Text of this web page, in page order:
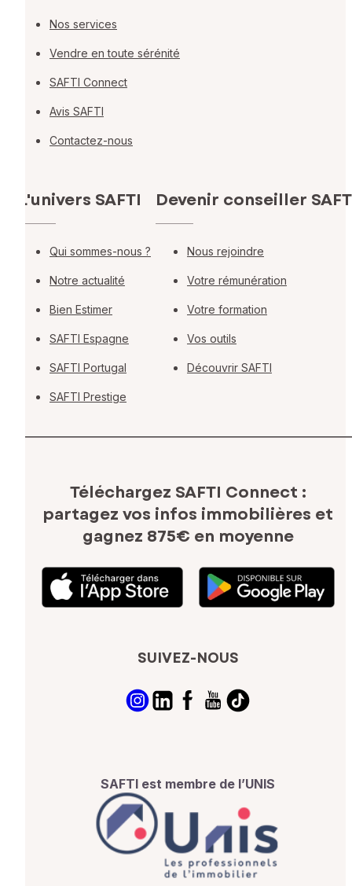
Nos services
Vendre en toute sérénité
SAFTI Connect
Avis SAFTI
Contactez-nous
L'univers SAFTI
Qui sommes-nous ?
Notre actualité
Bien Estimer
SAFTI Espagne
SAFTI Portugal
SAFTI Prestige
Devenir conseiller
Nous rejoindre
Votre rémunération
Votre formation
Vos outils
Découvrir SAFTI
Téléchargez SAFTI Connect :
partagez vos infos immobilières et
gagnez 875€ en moyenne
SUIVEZ-NOUS
SAFTI est membre de l’UNIS